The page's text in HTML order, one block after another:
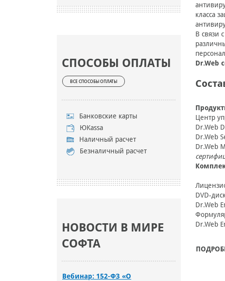
СПОСОБЫ ОПЛАТЫ
ВСЕ СПОСОБЫ ОПЛАТЫ
Банковские карты
ЮKassa
Наличный расчет
Безналичный расчет
НОВОСТИ В МИРЕ
СОФТА
Вебинар: 152-ФЗ «О
класса
В связи
Dr.Web
Центр
Dr.Web
Dr.Web
Dr.Web
DVD-
Dr.Web
Dr.Web